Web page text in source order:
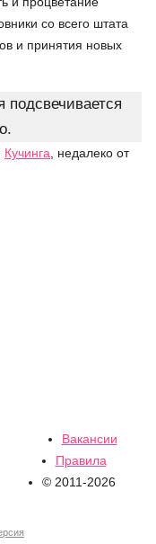
со всего штата
и принятия новых
подсвечивается
Кучинга , недалеко от
Вакансии
Правила
© 2011-2026